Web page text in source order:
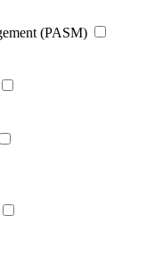
(PASM)